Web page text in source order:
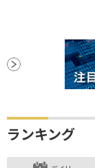
ランキング